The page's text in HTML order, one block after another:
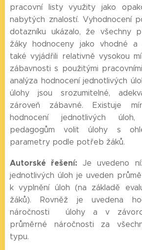
pracovní listy využity jako
nabytých znalostí. Vyhodnocení
dotazníku ukázalo, že všechny
žáky hodnoceny jako vhodné a
také vyjádřili relativně vysokou
zábavnosti s použitými
analýza hodnocení jednotlivých
úlohy jsou srozumitelné,
zároveň zábavné. Existuje
hodnocení jednotlivých
pedagogům volit úlohy s
parametry podle potřeb žáků.
Autorské řešení: Je uvedeno
jednotlivých úloh je uveden
k vyplnění úloh (na základě
žáků). Rovněž je uvedena
náročnosti úlohy a v
průměrné náročnosti za
typu.